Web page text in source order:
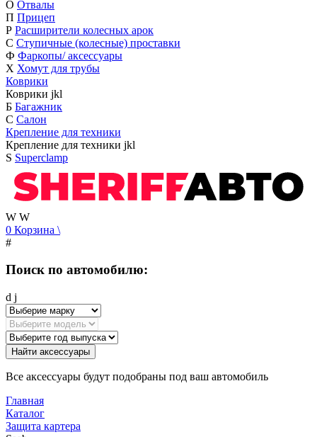
О Отвалы
П Прицеп
Р Расширители колесных арок
С Ступичные (колесные) проставки
Ф Фаркопы/ аксессуары
Х Хомут для трубы
Коврики
Коврики jkl
Б Багажник
С Салон
Крепление для техники
Крепление для техники jkl
S Superclamp
W W
0 Корзина \
#
Поиск по автомобилю:
d j
Найти аксессуары
Все аксессуары будут подобраны под ваш автомобиль
Главная
Каталог
Защита картера